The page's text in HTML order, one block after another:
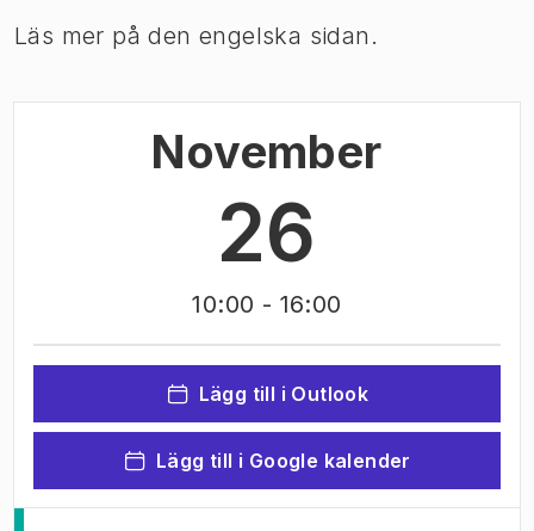
Läs mer på den engelska sidan.
November
26
10:00 - 16:00
Lägg till i Outlook
Lägg till i Google kalender